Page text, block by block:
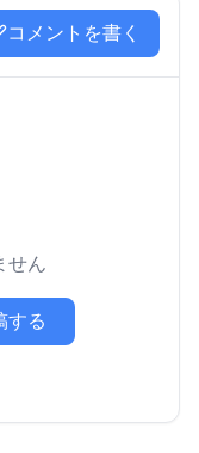
コメントを書く
せん
する